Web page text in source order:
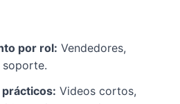
por rol: Vendedores,
soporte.
Videos cortos,